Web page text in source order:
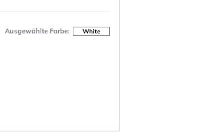
Ausgewählte Farbe: White